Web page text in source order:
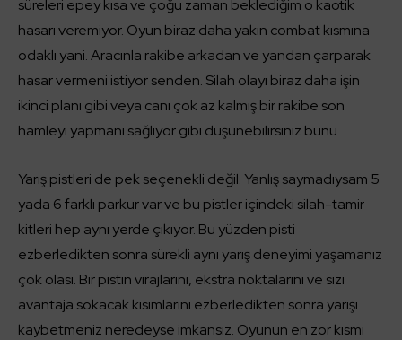
süreleri epey kısa ve çoğu zaman beklediğim o kaotik
hasarı veremiyor. Oyun biraz daha yakın combat kısmına
odaklı yani. Aracınla rakibe arkadan ve yandan çarparak
hasar vermeni istiyor senden. Silah olayı biraz daha işin
ikinci planı gibi veya canı çok az kalmış bir rakibe son
hamleyi yapmanı sağlıyor gibi düşünebilirsiniz bunu.
Yarış pistleri de pek seçenekli değil. Yanlış saymadıysam 5
yada 6 farklı parkur var ve bu pistler içindeki silah-tamir
kitleri hep aynı yerde çıkıyor. Bu yüzden pisti
ezberledikten sonra sürekli aynı yarış deneyimi yaşamanız
çok olası. Bir pistin virajlarını, ekstra noktalarını ve sizi
avantaja sokacak kısımlarını ezberledikten sonra yarışı
kaybetmeniz neredeyse imkansız. Oyunun en zor kısmı